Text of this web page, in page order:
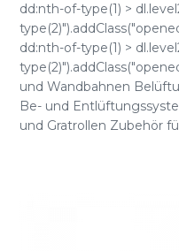
dd:nth-of-type(1) >
dd:nth-of-type(1) >
und Wandbahnen
Be- und
und Gratrollen Zubehör